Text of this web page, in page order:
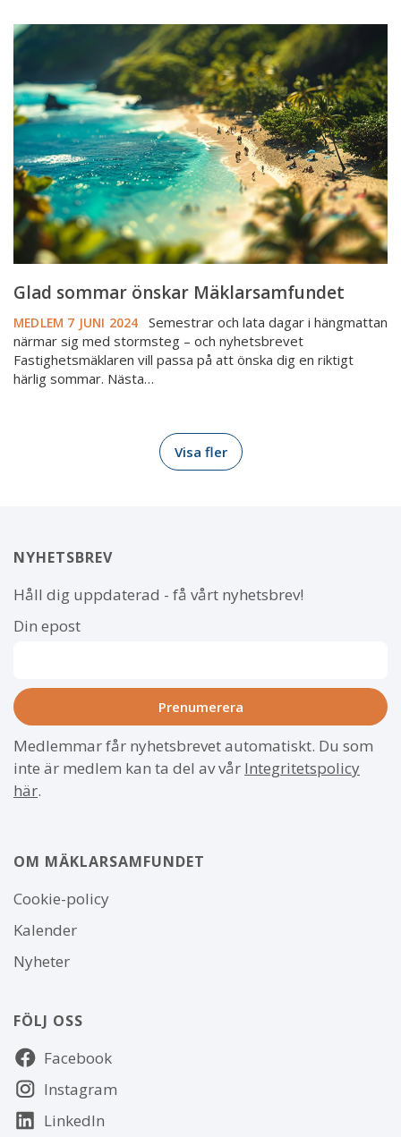
Glad
sommar
önskar
Mäklarsamfundet
Glad sommar önskar Mäklarsamfundet
MEDLEM 7 JUNI 2024
Semestrar och lata dagar i hängmattan
närmar sig med stormsteg – och nyhetsbrevet
Fastighetsmäklaren vill passa på att önska dig en riktigt
härlig sommar. Nästa…
Visa fler
NYHETSBREV
Håll dig uppdaterad - få vårt nyhetsbrev!
Din epost
Medlemmar får nyhetsbrevet automatiskt. Du som
inte är medlem kan ta del av vår Integritetspolicy
här.
OM MÄKLARSAMFUNDET
Om
webbplatsen
Cookie-policy
Kalender
Nyheter
FÖLJ OSS
Följ
oss Facebook
Instagram
LinkedIn